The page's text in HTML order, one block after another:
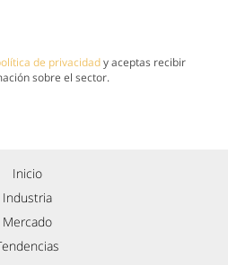
de privacidady aceptas recibir
sobre el sector.
Inicio
Industria
Mercado